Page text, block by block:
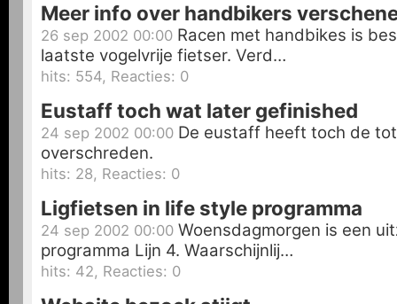
Meer info over handbikers
26 sep 2002 00:00 Racen met handbikes is
laatste vogelvrije fietser. Verd…
hits: 554, Reacties: 0
Eustaff toch wat later gefinished
24 sep 2002 00:00 De eustaff heeft toch de
overschreden.
hits: 28, Reacties: 0
Ligfietsen in life style programma
24 sep 2002 00:00 Woensdagmorgen is een
programma Lijn 4. Waarschijnlij…
hits: 42, Reacties: 0